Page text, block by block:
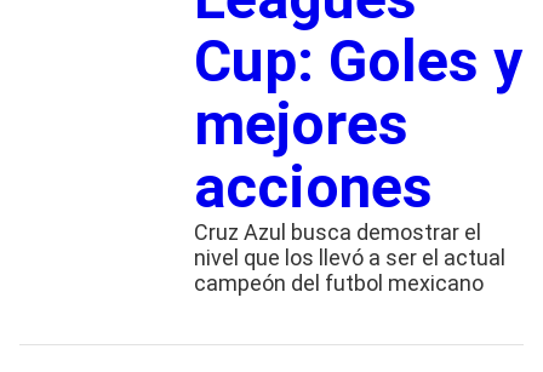
Cup: Goles y
mejores
acciones
Cruz Azul busca demostrar el
nivel que los llevó a ser el actual
campeón del futbol mexicano